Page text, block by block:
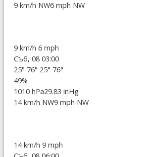
9 km/h NW6 mph NW
9 km/h 6 mph
Съб, 08 03:00
25° 76° 25° 76°
49%
1010 hPa29.83 inHg
14 km/h NW9 mph NW
14 km/h 9 mph